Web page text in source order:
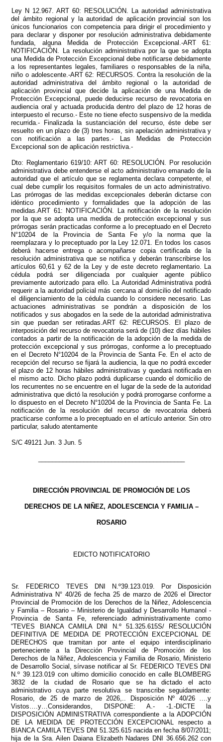
Ley N 12.967. ART 60: RESOLUCIÓN. La autoridad administrativa
del ámbito regional y la autoridad de aplicación provincial son los
únicos funcionarios con competencia para dirigir el procedimiento y
para declarar y disponer por resolución administrativa debidamente
fundada, alguna Medida de Protección Excepcional.-ART 61:
NOTIFICACIÓN. La resolución administrativa por la que se adopta
una Medida de Protección Excepcional debe notificarse debidamente
a los representantes legales, familiares o responsables de la niña,
niño o adolescente.-ART 62: RECURSOS. Contra la resolución de la
autoridad administrativa del ámbito regional o la autoridad de
aplicación provincial que decide la aplicación de una Medida de
Protección Excepcional, puede deducirse recurso de revocatoria en
audiencia oral y actuada producida dentro del plazo de 12 horas de
interpuesto el recurso.- Este no tiene efecto suspensivo de la medida
recurrida.- Finalizada la sustanciación del recurso, éste debe ser
resuelto en un plazo de (3) tres horas, sin apelación administrativa y
con notificación a las partes.- Las Medidas de Protección
Excepcional son de aplicación restrictiva.-
Dto: Reglamentario 619/10: ART 60: RESOLUCIÓN. Por resolución
administrativa debe entenderse el acto administrativo emanado de la
autoridad que el artículo que se reglamenta declara competente, el
cual debe cumplir los requisitos formales de un acto administrativo.
Las prórrogas de las medidas excepcionales deberán dictarse con
idéntico procedimiento y formalidades que la adopción de las
medidas.ART 61: NOTIFICACIÓN. La notificación de la resolución
por la que se adopta una medida de protección excepcional y sus
prórrogas serán practicadas conforme a lo preceptuado en el Decreto
N°10204 de la Provincia de Santa Fe y/o la norma que la
reemplazara y lo preceptuado por la Ley 12.071. En todos los casos
deberá hacerse entrega o acompañarse copia certificada de la
resolución administrativa que se notifica y deberán transcribirse los
artículos 60,61 y 62 de la Ley y de este decreto reglamentario. La
cédula podrá ser diligenciada por cualquier agente público
previamente autorizado para ello. La Autoridad Administrativa podrá
requerir a la autoridad policial más cercana al domicilio del notificado
el diligenciamiento de la cédula cuando lo considere necesario. Las
actuaciones administrativas se pondrán a disposición de los
notificados y sus abogados en la sede de la autoridad administrativa
sin que puedan ser retiradas.ART 62: RECURSOS. El plazo de
interposición del recurso de revocatoria será de (10) diez días hábiles
contados a partir de la notificación de la adopción de la medida de
protección excepcional y sus prórrogas, conforme a lo preceptuado
en el Decreto N°10204 de la Provincia de Santa Fe. En el acto de
recepción del recurso se fijará la audiencia, la que no podrá exceder
el plazo de 12 horas hábiles administrativas y quedará notificada en
el mismo acto. Dicho plazo podrá duplicarse cuando el domicilio de
los recurrentes no se encuentre en el lugar de la sede de la autoridad
administrativa que dictó la resolución y podrá prorrogarse conforme a
lo dispuesto en el Decreto N°10204 de la Provincia de Santa Fe. La
notificación de la resolución del recurso de revocatoria deberá
practicarse conforme a lo preceptuado en el artículo anterior. Sin otro
particular, saludo atentamente
S/C 49121 Jun. 3 Jun. 5
DIRECCIÓN PROVINCIAL DE PROMOCIÓN DE LOS
DERECHOS DE LA NIÑEZ, ADOLESCENCIA Y FAMILIA –
ROSARIO
EDICTO NOTIFICATORIO
Sr. FEDERICO TEVES DNI N.º39.123.019. Por Disposición
Administrativa N° 40/26 de fecha 25 de marzo de 2026 el Director
Provincial de Promoción de los Derechos de la Niñez, Adolescencia
y Familia – Rosario – Ministerio de Igualdad y Desarrollo Humanol -
Provincia de Santa Fe, referenciado administrativamente como
“TEVES BIANCA CAMILA DNI N.º 51.325.615S/ RESOLUCIÓN
DEFINITIVA DE MEDIDA DE PROTECCIÓN EXCEPCIONAL DE
DERECHOS que tramitan por ante el equipo interdisciplinario
perteneciente a la Dirección Provincial de Promoción de los
Derechos de la Niñez, Adolescencia y Familia de Rosario, Ministerio
de Desarrollo Social, sírvase notificar al Sr. FEDERICO TEVES DNI
N.º 39.123.019 con ultimo domicilio conocido en calle BLOMBERG
3832 de la ciudad de Rosario que se ha dictado el acto
administrativo cuya parte resolutiva se transcribe seguidamente:
Rosario, de 25 de marzo de 2026,.. Disposición Nº 40/26 ….y
Vistos….y…Considerandos, DISPONE: A.- -1.-DICTE la
DISPOSICIÓN ADMINISTRATIVA correspondiente a la ADOPCIÓN
DE LA MEDIDA DE PROTECCIÓN EXCEPCIONAL respecto a
BIANCA CAMILA TEVES DNI 51.325.615 nacida en fecha 8/07/2011;
hija de la Sra. Ailen Daiana Elizabeth Nadares DNI 36.656.262 con